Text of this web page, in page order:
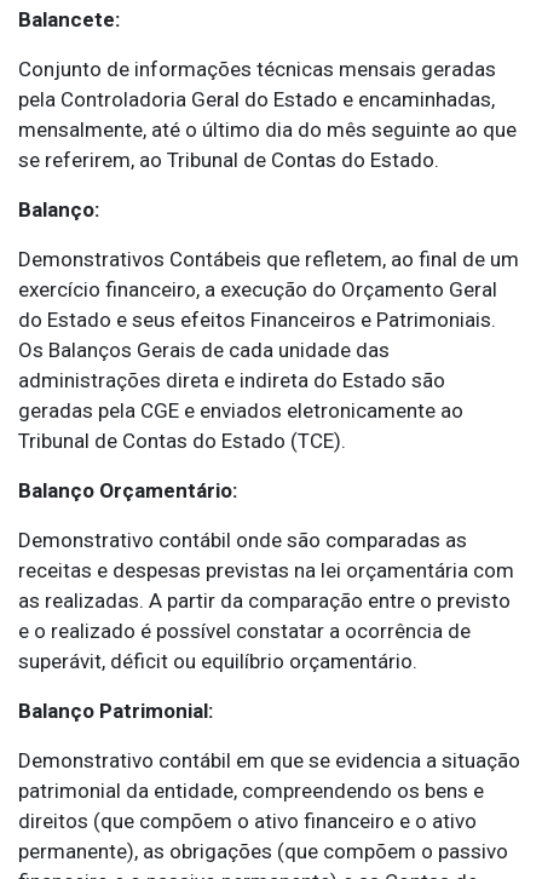
Balancete:
Conjunto de informações técnicas mensais geradas
pela Controladoria Geral do Estado e encaminhadas,
mensalmente, até o último dia do mês seguinte ao que
se referirem, ao Tribunal de Contas do Estado.
Balanço:
Demonstrativos Contábeis que refletem, ao final de um
exercício financeiro, a execução do Orçamento Geral
do Estado e seus efeitos Financeiros e Patrimoniais.
Os Balanços Gerais de cada unidade das
administrações direta e indireta do Estado são
geradas pela CGE e enviados eletronicamente ao
Tribunal de Contas do Estado (TCE).
Balanço Orçamentário:
Demonstrativo contábil onde são comparadas as
receitas e despesas previstas na lei orçamentária com
as realizadas. A partir da comparação entre o previsto
e o realizado é possível constatar a ocorrência de
superávit, déficit ou equilíbrio orçamentário.
Balanço Patrimonial:
Demonstrativo contábil em que se evidencia a situação
patrimonial da entidade, compreendendo os bens e
direitos (que compõem o ativo financeiro e o ativo
permanente), as obrigações (que compõem o passivo